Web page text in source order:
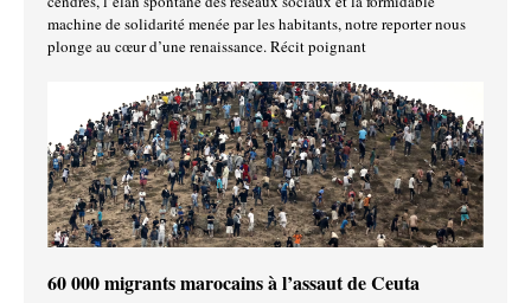
machine de solidarité menée par les habitants, notre reporter nous
plonge au cœur d’une renaissance. Récit poignant
60 000 migrants marocains à l’assaut de Ceuta